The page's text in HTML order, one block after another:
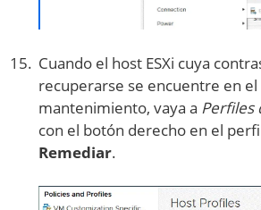
Cuando el host ESXi cuya
recuperarse se encuentre en
mantenimiento, vaya a Perfiles
con el botón derecho en el
Remediar.